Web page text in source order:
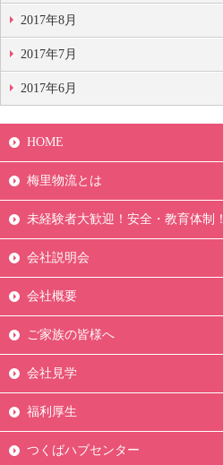
2017年8月
2017年7月
2017年6月
HOME
梅里物流とは
未経験者大歓迎！安全・教育体制！
会社説明会
会社概要
ご家族の皆様へ
会社見学
福利厚生
つくばハブセンター